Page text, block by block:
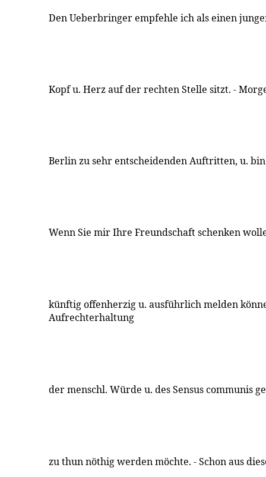
Den Ueberbringer empfehle ich als einen
Kopf u. Herz auf der rechten Stelle sitzt. -
Berlin zu sehr entscheidenden Auftritten, u.
Wenn Sie mir Ihre Freundschaft schenken
künftig offenherzig u. ausführlich melden
Aufrechterhaltung
der menschl. Würde u. des Sensus communis
zu thun nöthig werden möchte. - Schon aus